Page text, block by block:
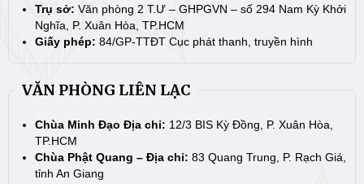
Trụ sở: Văn phòng 2 T.Ư – GHPGVN – số 294 Nam Kỳ Khởi
Nghĩa, P. Xuân Hòa, TP.HCM
Giấy phép: 84/GP-TTĐT Cục phát thanh, truyền hình
VĂN PHÒNG LIÊN LẠC
Chùa Minh Đạo Địa chỉ: 12/3 BIS Kỳ Đồng, P. Xuân Hòa,
TP.HCM
Chùa Phật Quang – Địa chỉ: 83 Quang Trung, P. Rạch Giá,
tỉnh An Giang